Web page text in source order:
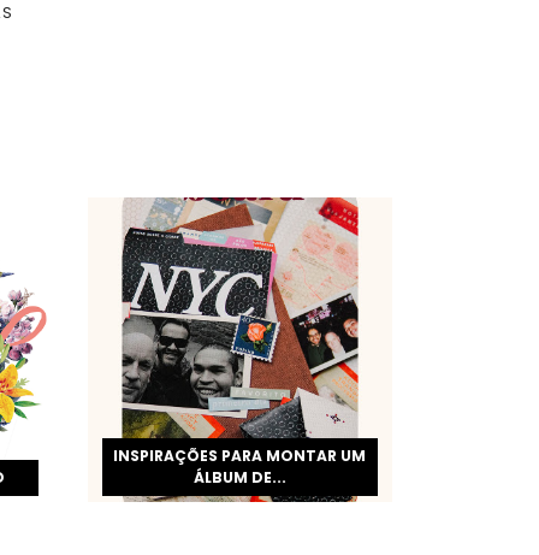
INSPIRAÇÕES PARA MONTAR UM
ÁLBUM DE...